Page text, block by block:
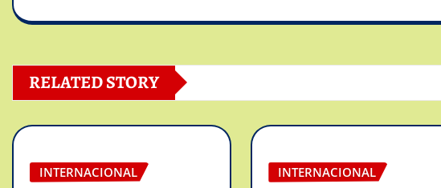
RELATED STORY
INTERNACIONAL INTERNACIONAL